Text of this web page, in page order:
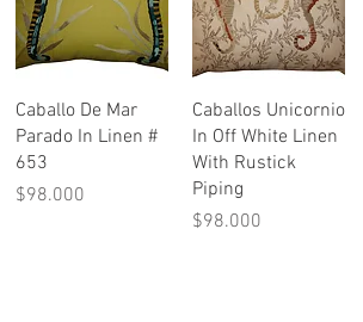
Vista rápida
Caballo De Mar
Parado In Linen #
653
Precio
$98.000
Vista rápida
Caballos Unicornio
In Off White Linen
With Rustick
Piping
Precio
$98.000